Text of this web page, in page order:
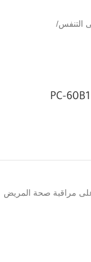
التنفس/
مراقبة صحة المريض